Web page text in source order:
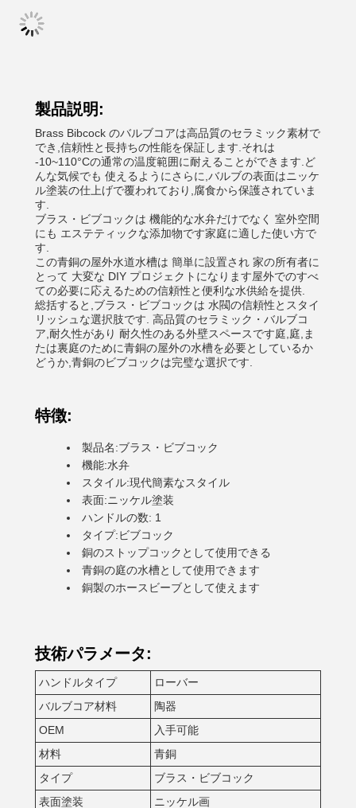
製品説明:
Brass Bibcock のバルブコアは高品質のセラミック素材で
でき,信頼性と長持ちの性能を保証します.それは
-10~110°Cの通常の温度範囲に耐えることができます.ど
んな気候でも 使えるようにさらに,バルブの表面はニッケ
ル塗装の仕上げで覆われており,腐食から保護されていま
す.
ブラス・ビブコックは 機能的な水弁だけでなく 室外空間
にも エステティックな添加物です家庭に適した使い方で
す.
この青銅の屋外水道水槽は 簡単に設置され 家の所有者に
とって 大変な DIY プロジェクトになります屋外でのすべ
ての必要に応えるための信頼性と便利な水供給を提供.
総括すると,ブラス・ビブコックは 水閥の信頼性とスタイ
リッシュな選択肢です. 高品質のセラミック・バルブコ
ア,耐久性があり 耐久性のある外壁スペースです庭,庭,ま
たは裏庭のために青銅の屋外の水槽を必要としているか
どうか,青銅のビブコックは完璧な選択です.
特徴:
製品名:ブラス・ビブコック
機能:水弁
スタイル:現代簡素なスタイル
表面:ニッケル塗装
ハンドルの数: 1
タイプ:ビブコック
銅のストップコックとして使用できる
青銅の庭の水槽として使用できます
銅製のホースビーブとして使えます
技術パラメータ:
ハンドルタイプ
ローバー
バルブコア材料
陶器
OEM
入手可能
材料
青銅
タイプ
ブラス・ビブコック
表面塗装
ニッケル画